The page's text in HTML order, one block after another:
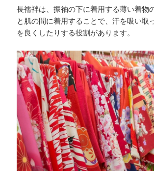
長襦袢は、振袖の下に着用する薄い着物
と肌の間に着用することで、汗を吸い取
を良くしたりする役割があります。